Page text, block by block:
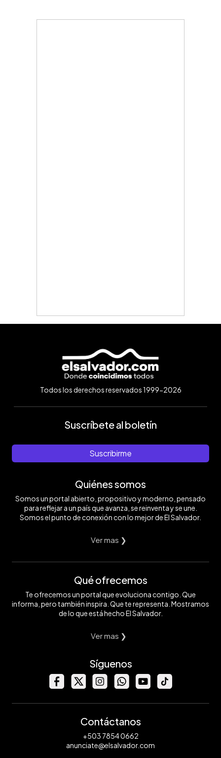
Todos los derechos reservados 1999-2026
Suscríbete al boletín
Suscribirme
Quiénes somos
Somos un portal abierto, propositivo y moderno, pensado
para reflejar a un país que avanza, se reinventa y se une.
Somos el punto de conexión con lo mejor de El Salvador.
Ver mas ❯
Qué ofrecemos
Te ofrecemos un portal que evoluciona contigo. Que
informa, pero también inspira. Que te representa. Mostramos
de lo que está hecho El Salvador.
Ver mas ❯
Síguenos
Contáctanos
+503 7854 0662
anunciate@elsalvador.com